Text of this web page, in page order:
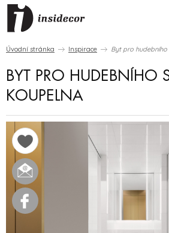
Úvodní stránka Inspirace Byt pro
BYT PRO HUDEBNÍHO
KOUPELNA